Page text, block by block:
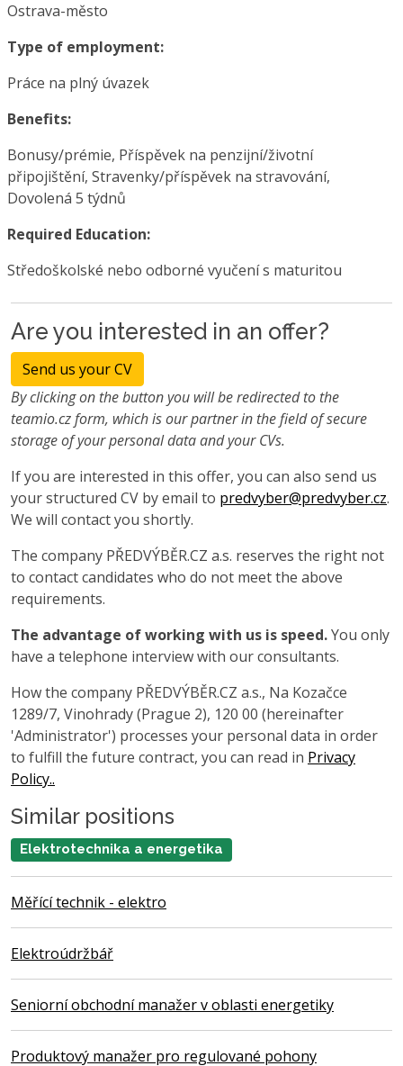
Ostrava-město
Type of employment:
Práce na plný úvazek
Benefits:
Bonusy/prémie, Příspěvek na penzijní/životní
připojištění, Stravenky/příspěvek na stravování,
Dovolená 5 týdnů
Required Education:
Středoškolské nebo odborné vyučení s maturitou
Are you interested in an offer?
Send us your CV
By clicking on the button you will be redirected to the
teamio.cz form, which is our partner in the field of secure
storage of your personal data and your CVs.
If you are interested in this offer, you can also send us
your structured CV by email to predvyber@predvyber.cz.
We will contact you shortly.
The company PŘEDVÝBĚR.CZ a.s. reserves the right not
to contact candidates who do not meet the above
requirements.
The advantage of working with us is speed.You only
have a telephone interview with our consultants.
How the company PŘEDVÝBĚR.CZ a.s., Na Kozačce
1289/7, Vinohrady (Prague 2), 120 00 (hereinafter
'Administrator') processes your personal data in order
to fulfill the future contract, you can read in Privacy
Policy..
Similar positions
Elektrotechnika a energetika
Měřící technik - elektro
Elektroúdržbář
Seniorní obchodní manažer v oblasti energetiky
Produktový manažer pro regulované pohony